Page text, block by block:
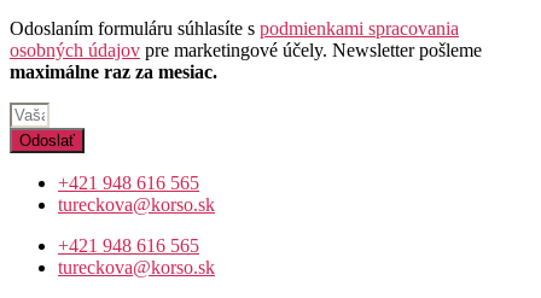
Odoslaním formuláru súhlasíte s podmienkami spracovania
osobných údajov pre marketingové účely. Newsletter pošleme
maximálne raz za mesiac.
Odoslať
+421 948 616 565
tureckova@korso.sk
+421 948 616 565
tureckova@korso.sk